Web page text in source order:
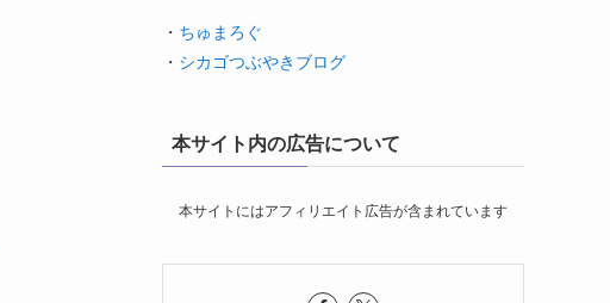
・ ちゅまろぐ
・ シカゴつぶやきブログ
本サイト内の広告について
本サイトにはアフィリエイト広告が含まれています